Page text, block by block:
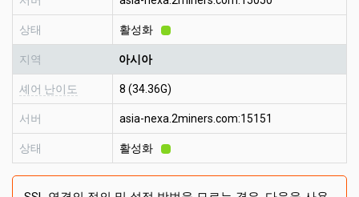
상태 활성화
지역 아시아
셰어 난이도 8 (34.36G)
서버 asia-nexa.2miners.com:15151
상태 활성화